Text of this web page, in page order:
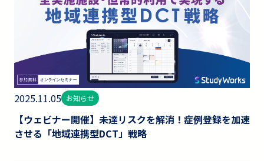
2025.11.05 お知らせ
【ウェビナー開催】未達リスクを解消！症例登録を加速
させる「地域連携型DCT」戦略